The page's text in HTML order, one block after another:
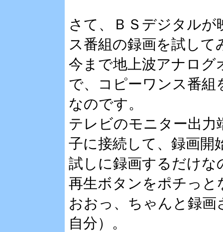
さて、ＢＳデジタル
ス番組の録画を試して
今まで地上波アナログ
で、コピーワンス番組
なのです。
テレビのモニター出力
子に接続して、録画開
試しに録画するだけな
再生ボタンをポチっと
おおっ、ちゃんと録
自分）。